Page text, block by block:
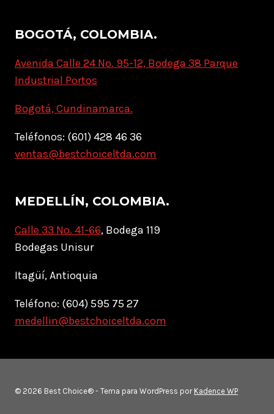
BOGOTÁ, COLOMBIA.
Avenida Calle 24 No. 95-12, Bodega 38 Parque
Industrial Portos
Bogotá, Cundinamarca.
Teléfonos: (601) 428 46 36
ventas@bestchoiceltda.com
MEDELLÍN, COLOMBIA.
Calle 33 No. 41-66, Bodega 119
Bodegas Unisur
Itagüí, Antioquia
Teléfono: (604) 595 75 27
medellin@bestchoiceltda.com
© 2026 Best Choice® - Tema para WordPress por Kadence WP